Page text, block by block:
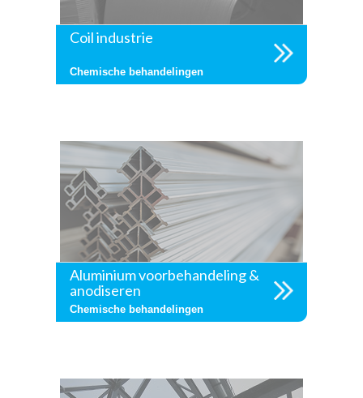
Coil industrie
Chemische behandelingen
Aluminium voorbehandeling &
anodiseren
Chemische behandelingen